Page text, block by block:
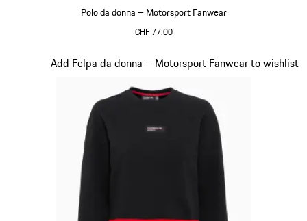
Polo da donna – Motorsport Fanwear
CHF 77.00
Add Felpa da donna – Motorsport Fanwear to wishlist
Diapositiva 19 di 20